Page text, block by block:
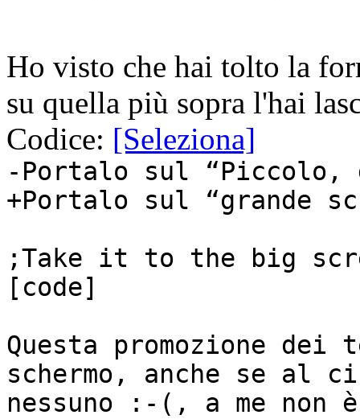
Ho visto che hai tolto la
su quella più sopra l'hai
Codice: [Seleziona]
-Portalo sul “Piccolo,
+Portalo sul “grande
;Take it to the big
[code]
Questa promozione
schermo, anche se al
nessuno :-(, a me non